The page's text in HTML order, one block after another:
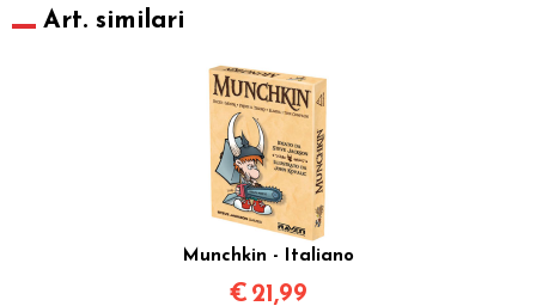
Art. similari
Munchkin - Italiano
€ 21,99